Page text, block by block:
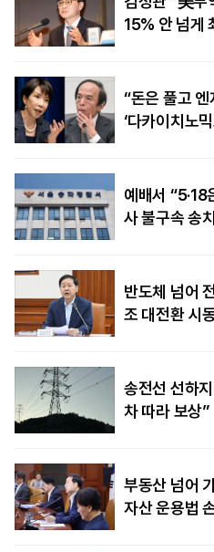
15% 안 넘게
“돈은 풀고
‘다카이치노믹
예배서 “5·18
사 불구속 송치
반도체 넘어
조 대전환 시
송전선 선하
차 따라 보상”
부동산 넘어
자산 운용법